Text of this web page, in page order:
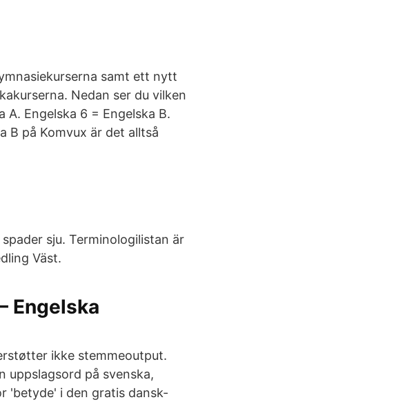
samt ett nytt
Nedan ser du vilken
A. Engelska 6 = Engelska B.
B på Komvux är det alltså
sju. Terminologilistan är
Väst.
Engelska
ikke stemmeoutput.
uppslagsord på svenska,
'betyde' i den gratis dansk-